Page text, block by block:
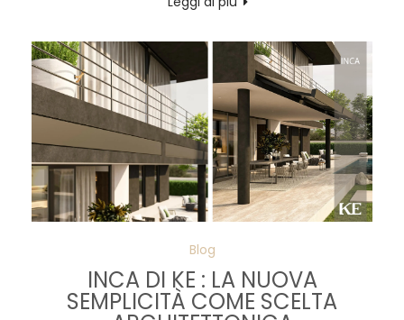
Blog
INCA DI KE : LA NUOVA
SEMPLICITÀ COME SCELTA